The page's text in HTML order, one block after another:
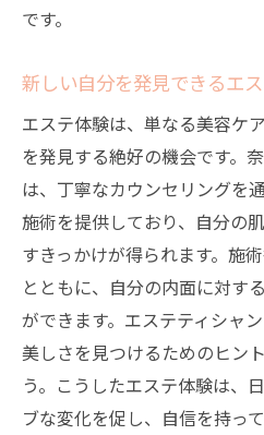
です。
新しい自分を発見できるエ
エステ体験は、単なる美容ケ
を発見する絶好の機会です。
は、丁寧なカウンセリングを
施術を提供しており、自分の
すきっかけが得られます。施
とともに、自分の内面に対す
ができます。エステティシャ
美しさを見つけるためのヒン
う。こうしたエステ体験は、
ブな変化を促し、自信を持っ